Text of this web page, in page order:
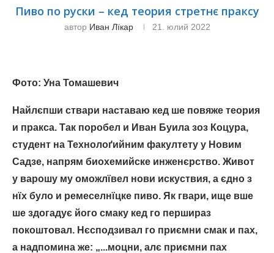
Пиво по руски – кед теория стретнє праксу
автор Иван Лїкар 21. юлий 2022
Фото: Уна Томашевич
Найлєпши ствари наставаю кед ше повяже теория
и пракса. Так поробел и Иван Буила зоз Коцура,
студент на Технолоґийним факултету у Новим
Садзе, напрям биохемийске инженєрство. Живот
у варошу му оможлївел нови искуствия, а єдно з
нїх було и ремеселнїцке пиво. Як гвари, ище вше
ше здогадує його смаку кед го першираз
покоштовал. Нєсподзивал го приємни смак и пах,
а надпомина же: „...моцни, алє приємни пах